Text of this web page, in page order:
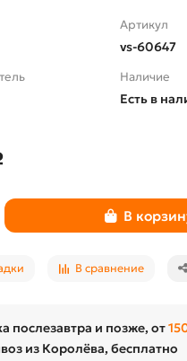
Артикул
vs-60647
Наличие
Есть в
В
В сравнение
послезавтра и позже, от
из Королёва, бесплатно